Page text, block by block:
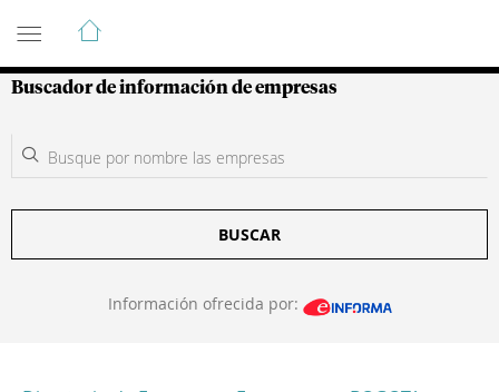
Guía de Empresas Colombianas
Buscador de información de empresas
BUSCAR
Información ofrecida por: